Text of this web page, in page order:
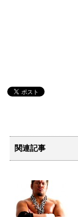
関連記事